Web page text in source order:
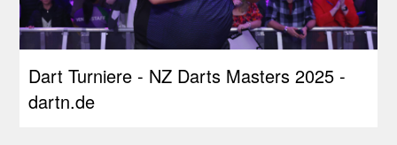
Dart Turniere - NZ Darts Masters 2025 -
dartn.de